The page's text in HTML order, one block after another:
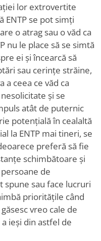
lor extrovertite
ENTP se pot simți
o atrag sau o văd ca
nu le place să se simtă
ei și încearcă să
sau cerințe străine,
a ceea ce văd ca
și se
atât de puternic
potențială în cealaltă
la ENTP mai tineri, se
preferă să fie
schimbătoare și
de
spune sau face lucruri
prioritățile când
vreo cale de
ieși din astfel de